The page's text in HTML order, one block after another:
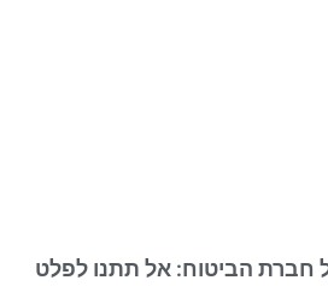
הביטוח: אל תתנו לפלט